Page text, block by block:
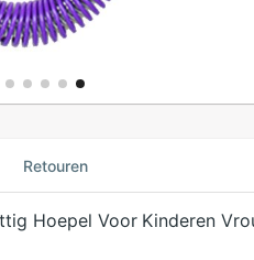
Retouren
Hoepel Voor Kinderen